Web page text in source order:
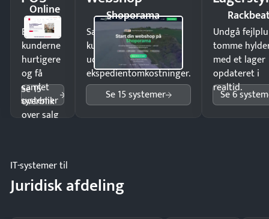
Online
POS
Ekspedér
kunderne
hurtigere
og få
samlet
overblik
over salg
Se 15
systemer
Shoporama
Sælg produkter 24/7 til
kunder i hele landet
uden
ekspedientomkostninger.
Se 15 systemer
Undgå
tomme
med et lager
opdateret i
realtid.
Se 6
IT-systemer til
Juridisk afdeling